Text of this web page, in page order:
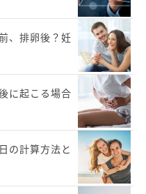
、排卵後？妊
に起こる場合
の計算方法と